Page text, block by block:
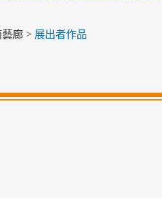
藝廊 > 展出者作品